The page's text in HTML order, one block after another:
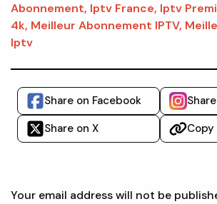
Abonnement, Iptv France, Iptv
4k, Meilleur Abonnement IPTV,
Iptv
Share on Facebook
Share on X
Your email address will not be